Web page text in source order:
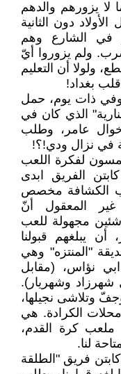
لا يزورهم والدهم
دون الثانية
في الشارع وهم
ولم يزوروا أيّ
ولولا أن التعليم
قلب بغداد!
وفي ذات يوم، حمل
الذي كان في
عامر، وطلب
في نزال ودي!؟!
لفكرة اللعب
الفريق ابدى
الكشافة مخصص
غير المعقول أنّ
مجهولة للعب
يبلغهم قبولنا
"المنتزه" وهي
نؤاس، (مقابل
شهرزاد وشهريار).
وتلاشى نجيلها،
محلات الكرادة. هي
كرة القدم،
لنا.
فريق "الطلقة